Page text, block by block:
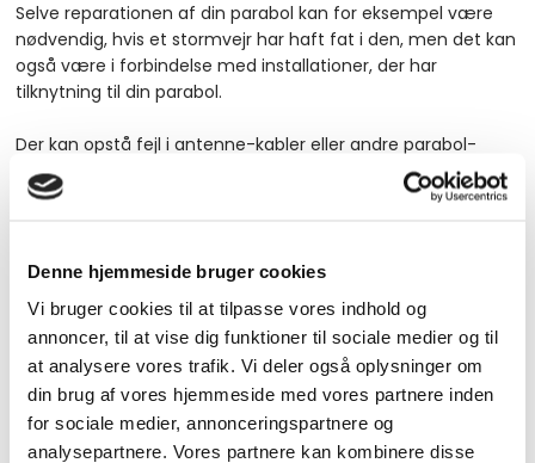
Denne hjemmeside bruger cookies
Vi bruger cookies til at tilpasse vores indhold og
annoncer, til at vise dig funktioner til sociale medier og til
at analysere vores trafik. Vi deler også oplysninger om
din brug af vores hjemmeside med vores partnere inden
for sociale medier, annonceringspartnere og
analysepartnere. Vores partnere kan kombinere disse
Selve reparationen af din parabol kan for eksempel være
nødvendig, hvis et stormvejr har haft fat i den, men det kan
også være i forbindelse med installationer, der har
tilknytning til din parabol.
Der kan opstå fejl i antenne-kabler eller andre parabol-
installationer, og det behøver ikke at være voldsomme
skader, der kræver en større reparation af din parabol, men
et tilbud.
Du er altid velkommen til at komme forbi butikken eller
kontakte os på telefon 98 14 24 00
for at høre mere om
TV- eller parabol reparation. Vi tilbyder ogsåmontering af
tvogopsætning af netværk . Vi glæder os til at høre fra
dig.